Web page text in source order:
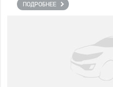
ПОДРОБНЕЕ